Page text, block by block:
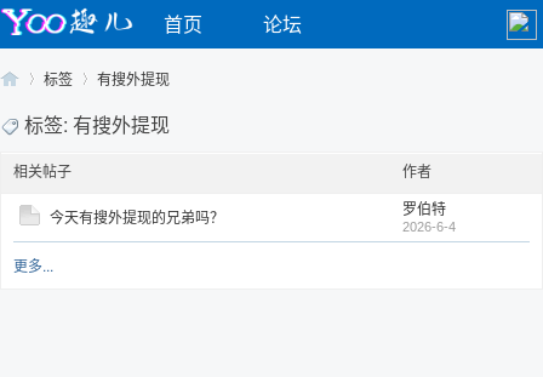
首页 论坛
Yo›
标签 有搜外提现
标签: 有搜外提现
相关帖子 作者
今天有搜外提现的兄弟吗？ 罗伯特
2026-6-4
更多...